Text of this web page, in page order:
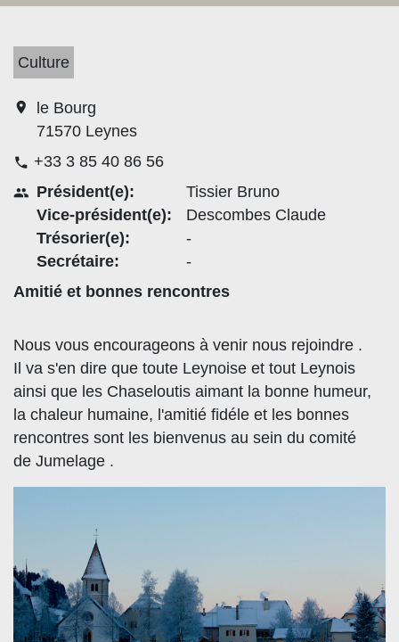
Culture
location_on
le Bourg
71570 Leynes
phone +33 3 85 40 86 56
people Président(e):
Vice-président(e):
Trésorier(e):
Secrétaire:
Tissier Bruno
Descombes Claude
-
-
Amitié et bonnes rencontres
Nous vous encourageons à venir nous rejoindre .
Il va s'en dire que toute Leynoise et tout Leynois
ainsi que les Chaseloutis aimant la bonne humeur,
la chaleur humaine, l'amitié fidéle et les bonnes
rencontres sont les bienvenus au sein du comité
de Jumelage .